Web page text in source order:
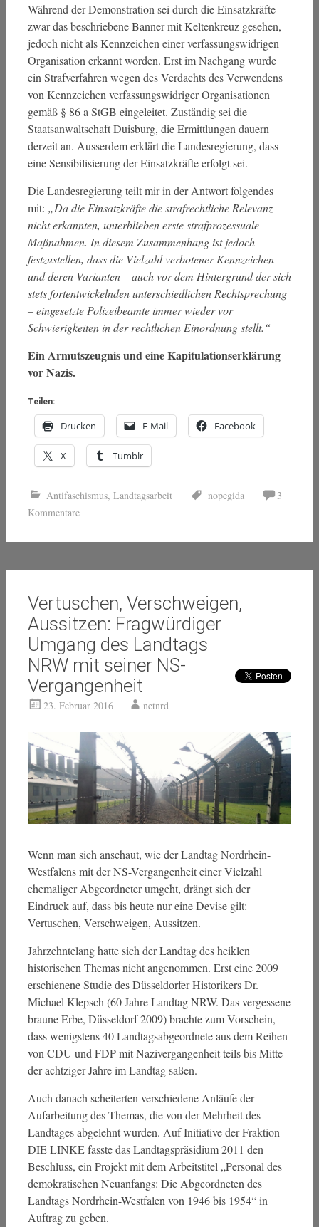
Während der Demonstration sei durch die Einsatzkräfte
zwar das beschriebene Banner mit Keltenkreuz gesehen,
jedoch nicht als Kennzeichen einer verfassungswidrigen
Organisation erkannt worden. Erst im Nachgang wurde
ein Strafverfahren wegen des Verdachts des Verwendens
von Kennzeichen verfassungswidriger Organisationen
gemäß § 86 a StGB eingeleitet. Zuständig sei die
Staatsanwaltschaft Duisburg, die Ermittlungen dauern
derzeit an. Ausserdem erklärt die Landesregierung, dass
eine Sensibilisierung der Einsatzkräfte erfolgt sei.
Die Landesregierung teilt mir in der Antwort folgendes
mit: „Da die Einsatzkräfte die strafrechtliche Relevanz
nicht erkannten, unterblieben erste strafprozessuale
Maßnahmen. In diesem Zusammenhang ist jedoch
festzustellen, dass die Vielzahl verbotener Kennzeichen
und deren Varianten – auch vor dem Hintergrund der sich
stets fortentwickelnden unterschiedlichen Rechtsprechung
– eingesetzte Polizeibeamte immer wieder vor
Schwierigkeiten in der rechtlichen Einordnung stellt.“
Ein Armutszeugnis und eine Kapitulationserklärung
vor Nazis.
Teilen:
Drucken E-Mail Facebook
X Tumblr
Antifaschismus, Landtagsarbeit nopegida
3
Kommentare
Vertuschen, Verschweigen,
Aussitzen: Fragwürdiger
Umgang des Landtags
NRW mit seiner NS-
Vergangenheit
23. Februar 2016 netnrd
Wenn man sich anschaut, wie der Landtag Nordrhein-
Westfalens mit der NS-Vergangenheit einer Vielzahl
ehemaliger Abgeordneter umgeht, drängt sich der
Eindruck auf, dass bis heute nur eine Devise gilt:
Vertuschen, Verschweigen, Aussitzen.
Jahrzehntelang hatte sich der Landtag des heiklen
historischen Themas nicht angenommen. Erst eine 2009
erschienene Studie des Düsseldorfer Historikers Dr.
Michael Klepsch (60 Jahre Landtag NRW. Das vergessene
braune Erbe, Düsseldorf 2009) brachte zum Vorschein,
dass wenigstens 40 Landtagsabgeordnete aus dem Reihen
von CDU und FDP mit Nazivergangenheit teils bis Mitte
der achtziger Jahre im Landtag saßen.
Auch danach scheiterten verschiedene Anläufe der
Aufarbeitung des Themas, die von der Mehrheit des
Landtages abgelehnt wurden. Auf Initiative der Fraktion
DIE LINKE fasste das Landtagspräsidium 2011 den
Beschluss, ein Projekt mit dem Arbeitstitel „Personal des
demokratischen Neuanfangs: Die Abgeordneten des
Landtags Nordrhein-Westfalen von 1946 bis 1954“ in
Auftrag zu geben.